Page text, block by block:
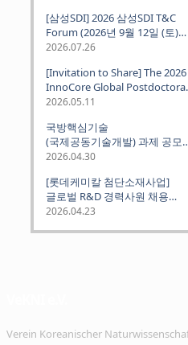
[삼성SDI] 2026 삼성SDI T&C
Forum (2026년 9월 12일 (토)
뮌헨 개최)
2026.07.26
[Invitation to Share] The 2026
InnoCore Global Postdoctoral
Job Fair: Meet Korea's 4 Major
Institutes
2026.05.11
국방핵심기술
(국제공동기술개발) 과제 공모
안내 (~2026.06.26)
2026.04.30
[롯데케미칼 첨단소재사업]
글로벌 R&D 경력사원 채용
(~2026. 5.5)
2026.04.23
Verein Koreanischer